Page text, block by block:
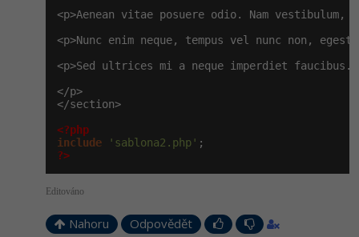
Time management
Windows
Linux
Sítě
Kybernetická bezpečnost
Elektronický podpis
Ostatní
<p>Aenean vitae posuere odio. Nam
<p>Nunc enim neque, tempus vel nunc non,
<p>Sed ultrices mi a neque imperdiet
</p>
</section>
<?php
include
'sablona2.php'
?>
Editováno
Nahoru Odpovědět